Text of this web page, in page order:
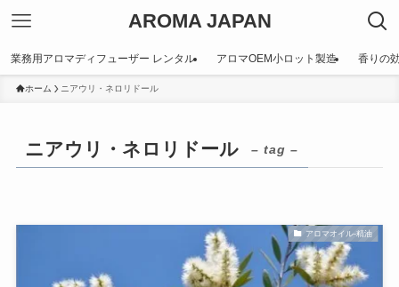
AROMA JAPAN
業務用アロマディフューザー レンタル アロマOEM小ロット製造 香りの
ホーム ニアウリ・ネロリドール
ニアウリ・ネロリドール – tag –
アロマオイル-精油